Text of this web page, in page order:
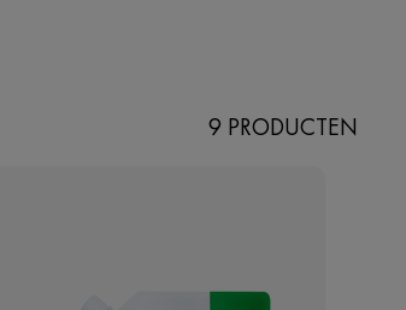
9 PRODUCTEN